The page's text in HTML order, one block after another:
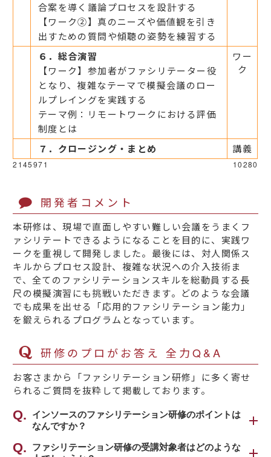
合案を導く議論プロセスを設計する
【ワーク②】真のニーズや価値観を引き
出すための質問や傾聴の姿勢を練習する
６．総合演習
【ワーク】参加者がファシリテーター役
となり、複雑なテーマで模擬会議のロー
ルプレイングを実践する
テーマ例：リモートワークにおける評価
制度とは
ワー
ク
７．クロージング・まとめ 講義
10280
2145971
開発者コメント
本研修は、現場で直面しやすい難しい会議をうまくフ
ァシリテートできるようになることを目的に、実践ワ
ークを重視して開発しました。最後には、対人関係ス
キルからプロセス設計、複雑な状況への介入技術ま
で、全てのファシリテーションスキルを総動員する長
尺の模擬演習にも挑戦いただきます。どのような会議
でも成果を出せる「応用的ファシリテーション能力」
を鍛えられるプログラムとなっています。
研修のプロがお答え 全力Q&A
お客さまから「ファシリテーション研修」に多く寄せ
られるご質問を抜粋して掲載しております。
インソースのファシリテーション研修のポイントは
なんですか？
最大のポイントは、研修の最後に行う模擬会議
ファシリテーション研修の受講対象者はどのような